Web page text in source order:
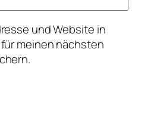
und Website in
meinen nächsten